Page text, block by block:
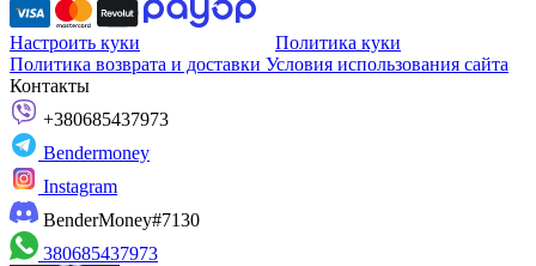
Настроить куки
Политика куки
Политика возврата и доставки Условия использования сайта
Контакты
+380685437973
Bendermoney
Instagram
BenderMoney#7130
380685437973